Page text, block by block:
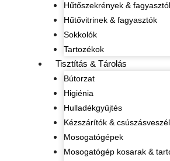
Hűtőszekrények &
Hűtővitrinek & fagyasztók
Sokkolók
Tartozékok
Tisztítás & Tárolás
Bútorzat
Higiénia
Hulladékgyűjtés
Kézszárítók &
Mosogatógépek
Mosogatógép kosarak &